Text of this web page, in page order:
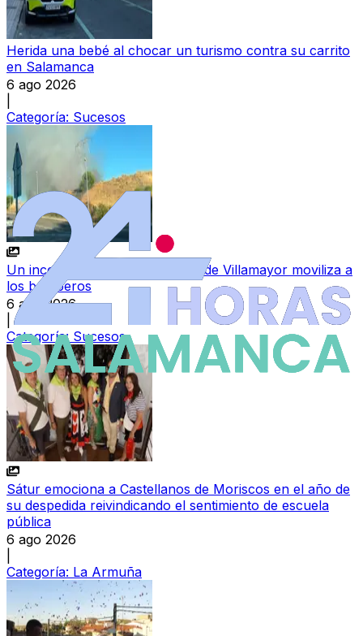
Herida una bebé al chocar un turismo contra su carrito
en Salamanca
6 ago 2026
Categoría: Sucesos
Un incendio junto a las piscinas de Villamayor moviliza a
los bomberos
6 ago 2026
Categoría: Sucesos
Sátur emociona a Castellanos de Moriscos en el año de
su despedida reivindicando el sentimiento de escuela
pública
6 ago 2026
Categoría: La Armuña